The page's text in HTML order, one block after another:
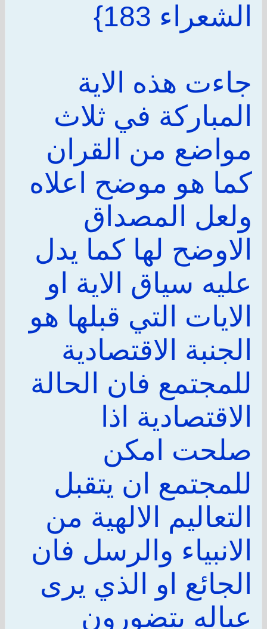
الشعراء 183}
جاءت هذه الاية
المباركة في ثلاث
مواضع من القران
كما هو موضح اعلاه
ولعل المصداق
الاوضح لها كما يدل
عليه سياق الاية او
الايات التي قبلها هو
الجنبة الاقتصادية
للمجتمع فان الحالة
الاقتصادية اذا
صلحت امكن
للمجتمع ان يتقبل
التعاليم الالهية من
الانبياء والرسل فان
الجائع او الذي يرى
عياله يتضورون